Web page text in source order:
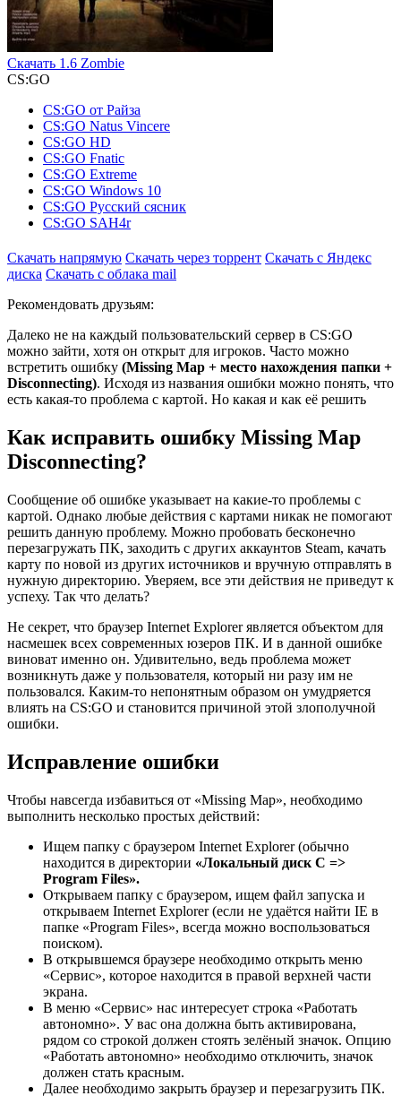
Скачать 1.6 Zombie
СS:GO
СS:GO от Райза
CS:GO Natus Vincere
СS:GO HD
СS:GO Fnatic
СS:GO Extreme
СS:GO Windows 10
СS:GO Русский сясник
СS:GO SAH4r
Скачать напрямую Скачать через торрент Скачать с Яндекс
диска Скачать с облака mail
Рекомендовать друзьям:
Далеко не на каждый пользовательский сервер в CS:GO
можно зайти, хотя он открыт для игроков. Часто можно
встретить ошибку (Missing Map + место нахождения папки +
Disconnecting). Исходя из названия ошибки можно понять, что
есть какая-то проблема с картой. Но какая и как её решить
Как исправить ошибку Missing Map
Disconnecting?
Сообщение об ошибке указывает на какие-то проблемы с
картой. Однако любые действия с картами никак не помогают
решить данную проблему. Можно пробовать бесконечно
перезагружать ПК, заходить с других аккаунтов Steam, качать
карту по новой из других источников и вручную отправлять в
нужную директорию. Уверяем, все эти действия не приведут к
успеху. Так что делать?
Не секрет, что браузер Internet Explorer является объектом для
насмешек всех современных юзеров ПК. И в данной ошибке
виноват именно он. Удивительно, ведь проблема может
возникнуть даже у пользователя, который ни разу им не
пользовался. Каким-то непонятным образом он умудряется
влиять на CS:GO и становится причиной этой злополучной
ошибки.
Исправление ошибки
Чтобы навсегда избавиться от «Missing Map», необходимо
выполнить несколько простых действий:
Ищем папку с браузером Internet Explorer (обычно
находится в директории «Локальный диск С =>
Program Files».
Открываем папку с браузером, ищем файл запуска и
открываем Internet Explorer (если не удаётся найти IE в
папке «Program Files», всегда можно воспользоваться
поиском).
В открывшемся браузере необходимо открыть меню
«Сервис», которое находится в правой верхней части
экрана.
В меню «Сервис» нас интересует строка «Работать
автономно». У вас она должна быть активирована,
рядом со строкой должен стоять зелёный значок. Опцию
«Работать автономно» необходимо отключить, значок
должен стать красным.
Далее необходимо закрыть браузер и перезагрузить ПК.